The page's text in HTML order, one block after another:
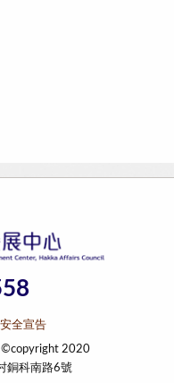
全宣告
©copyright 2020
銅科南路6號